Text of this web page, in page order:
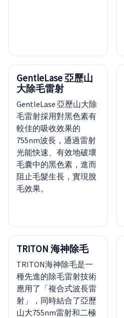
GentleLase 亞歷山
大除毛雷射
GentleLase 亞歷山大除
毛雷射採用對黑色素有
較佳的吸收效果的
755nm波長，通過雷射
光能快速、有效地破壞
毛囊中的黑色素，進而
阻止毛髮生長，實現脫
毛效果。
TRITON 海神除毛
TRITON海神除毛是一
種先進的除毛雷射技術
應用了「複合式波長雷
射」，同時結合了亞歷
山大755nm雷射和二極